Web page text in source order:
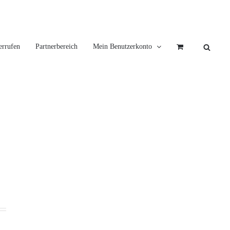
Partnerbereich Mein Benutzerkonto